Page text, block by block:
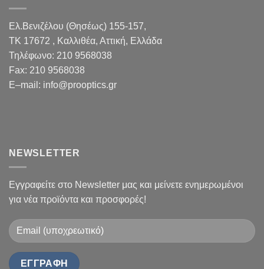
Ελ.Βενιζέλου (Θησέως) 155-157,
TK 17672 , Καλλιθέα, Αττική, Ελλάδα
Τηλέφωνο: 210 9568038
Fax: 210 9568038
E–mail : info@prooptics.gr
NEWSLETTER
Εγγραφείτε στο Newsletter μας και μείνετε ενημερωμένοι
για νέα προϊόντα και προσφορές!